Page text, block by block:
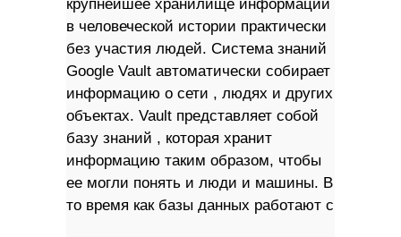
крупнейшее хранилище информации
в человеческой истории практически
без участия людей. Система знаний
Google Vault автоматически собирает
информацию о сети , людях и других
объектах. Vault представляет собой
базу знаний , которая хранит
информацию таким образом, чтобы
ее могли понять и люди и машины. В
то время как базы данных работают с